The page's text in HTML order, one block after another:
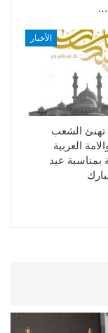
الأخبار
تهنئ الشعب
العربية
بمناسبة عيد